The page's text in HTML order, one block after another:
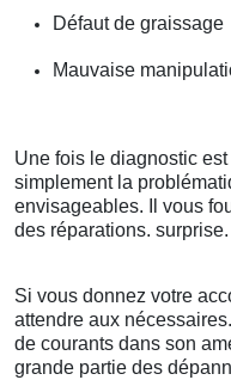
Défaut de graissage
Mauvaise
Une fois le diagnostic
simplement la
envisageables. Il vous
des réparations.
Si vous donnez votre
attendre aux
de courants dans son
grande partie des